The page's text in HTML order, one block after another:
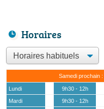
Horaires
Samedi prochain :
Lundi 9h30 - 12h
Mardi
9h30 - 12h